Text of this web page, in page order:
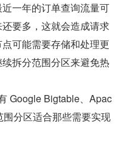
一年的订单查询流量可
要多，这就会造成请求
可能需要存储和处理更
拆分范围分区来避免热
Google Bigtable、Apac
分区适合那些需要实现